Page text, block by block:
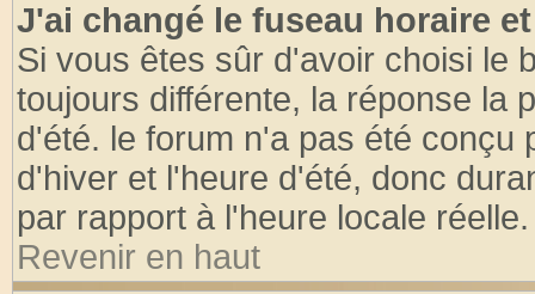
J'ai changé le fuseau horaire
Si vous êtes sûr d'avoir choisi le
toujours différente, la réponse la
d'été. le forum n'a pas été conçu
d'hiver et l'heure d'été, donc
par rapport à l'heure locale réelle.
Revenir en haut